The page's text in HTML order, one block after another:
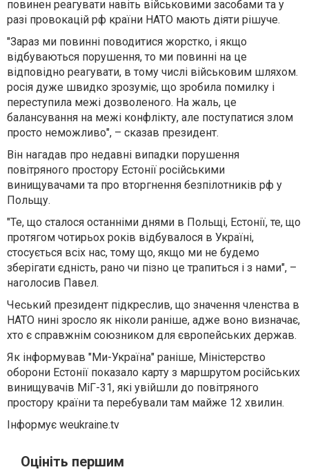
повинен реагувати навіть військовими засобами та у
разі провокацій рф країни НАТО мають діяти рішуче.
"Зараз ми повинні поводитися жорстко, і якщо
відбуваються порушення, то ми повинні на це
відповідно реагувати, в тому числі військовим шляхом.
росія дуже швидко зрозуміє, що зробила помилку і
переступила межі дозволеного. На жаль, це
балансування на межі конфлікту, але поступатися злом
просто неможливо", – сказав президент.
Він нагадав про недавні випадки порушення
повітряного простору Естонії російськими
винищувачами та про вторгнення безпілотників рф у
Польщу.
"Те, що сталося останніми днями в Польщі, Естонії, те, що
протягом чотирьох років відбувалося в Україні,
стосується всіх нас, тому що, якщо ми не будемо
зберігати єдність, рано чи пізно це трапиться і з нами", –
наголосив Павел.
Чеський президент підкреслив, що значення членства в
НАТО нині зросло як ніколи раніше, адже воно визначає,
хто є справжнім союзником для європейських держав.
Як інформував "Ми-Україна" раніше, Міністерство
оборони Естонії показало карту з маршрутом російських
винищувачів МіГ-31, які увійшли до повітряного
простору країни та перебували там майже 12 хвилин.
Інформує weukraine.tv
Оцініть першим